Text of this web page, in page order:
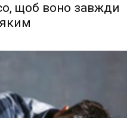
щоб воно завжди